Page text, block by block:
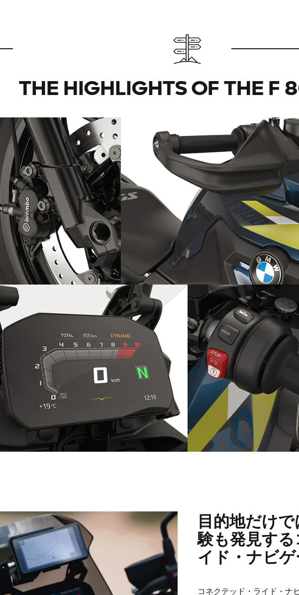
THE HIGHLIGHTS OF THE F
ProとDTCを標準装備 ハンドプロテクターを標準装備
目的地だけ
験も発見す
イド・ナビ
コネクテッド・ライド・ナ